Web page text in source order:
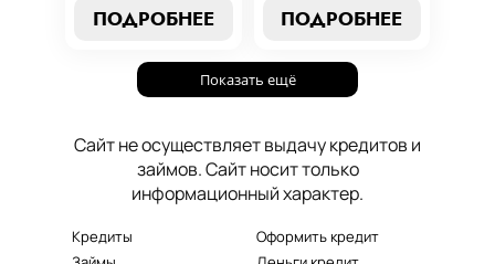
погашения. Наше
вашим надежным
помощником в мире
ПОДРОБНЕЕ
срочный
без проверок и
длительного
проблем здесь и
сейчас.
ПОДРОБНЕЕ
Показать ещё
Сайт не осуществляет выдачу кредитов и
займов. Сайт носит только
информационный характер.
Кредиты
Оформить кредит